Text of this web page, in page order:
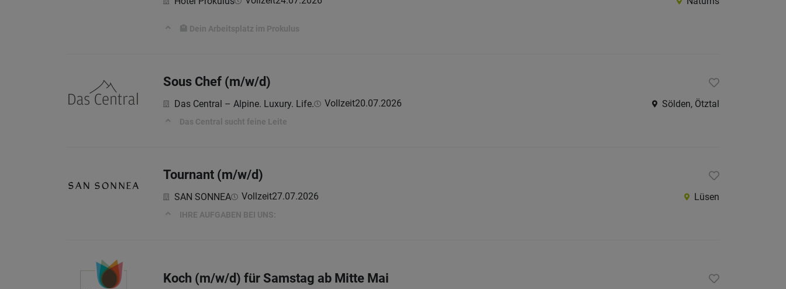
🏨 Dein Arbeitsplatz im Prokulus
Sous Chef (m/w/d)
Das Central – Alpine. Luxury. Life. Vollzeit20.07.2026 Sölden, Ötztal
Das Central sucht feine Leite
Tournant (m/w/d)
SAN SONNEA Vollzeit27.07.2026 Lüsen
IHRE AUFGABEN BEI UNS:
Koch (m/w/d) für Samstag ab Mitte Mai